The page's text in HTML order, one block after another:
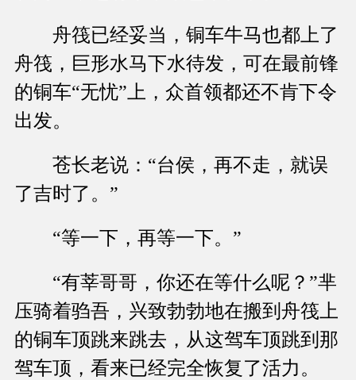
舟筏已经妥当，铜车牛马也都上了
舟筏，巨形水马下水待发，可在最前锋
的铜车“无忧”上，众首领都还不肯下令
出发。
苍长老说：“台侯，再不走，就误
了吉时了。”
“等一下，再等一下。”
“有莘哥哥，你还在等什么呢？”芈
压骑着驺吾，兴致勃勃地在搬到舟筏上
的铜车顶跳来跳去，从这驾车顶跳到那
驾车顶，看来已经完全恢复了活力。